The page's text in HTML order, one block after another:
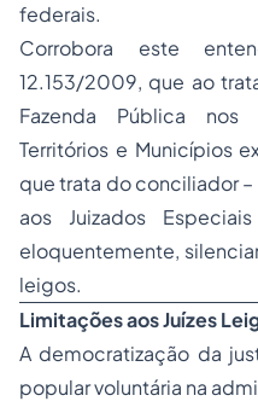
federais.
Corrobora este
12.153/2009, que ao
Fazenda Pública nos
Territórios e Municípios
que trata do conciliador
aos Juizados
eloquentemente,
leigos.
Limitações aos Juízes
A democratização da
popular voluntária na